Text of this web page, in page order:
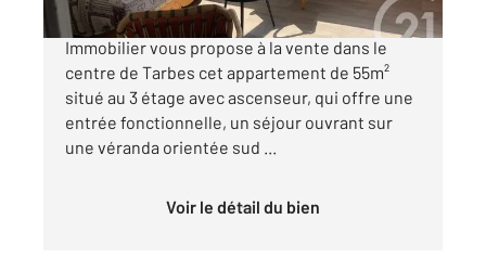
Votre Agence Immobilière Century 21 GM
Immobilier vous propose à la vente dans le
centre de Tarbes cet appartement de 55m²
situé au 3 étage avec ascenseur, qui offre une
entrée fonctionnelle, un séjour ouvrant sur
une véranda orientée sud ...
Voir le détail du bien